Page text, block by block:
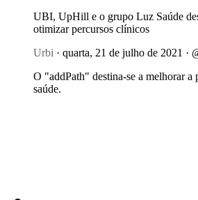
UBI, UpHill e o grupo Luz Saúde
otimizar percursos clínicos
Urbi · quarta, 21 de julho de 2021 ·
O "addPath" destina-se a melhorar a
saúde.